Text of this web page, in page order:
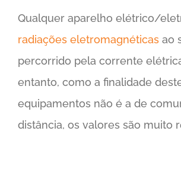
Qualquer aparelho elétrico/
radiações eletromagnéticas ao
percorrido pela corrente
entanto, como a finalidade
equipamentos não é a de
distância, os valores são muito